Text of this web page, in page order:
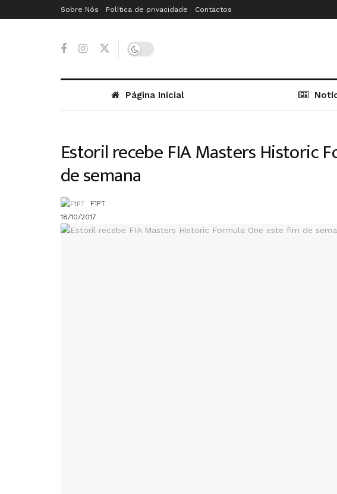
Sobre Nós Política de privacidade Contactos
Página Inicial
Estoril recebe FIA Masters Historic
de semana
F1PT
18/10/2017